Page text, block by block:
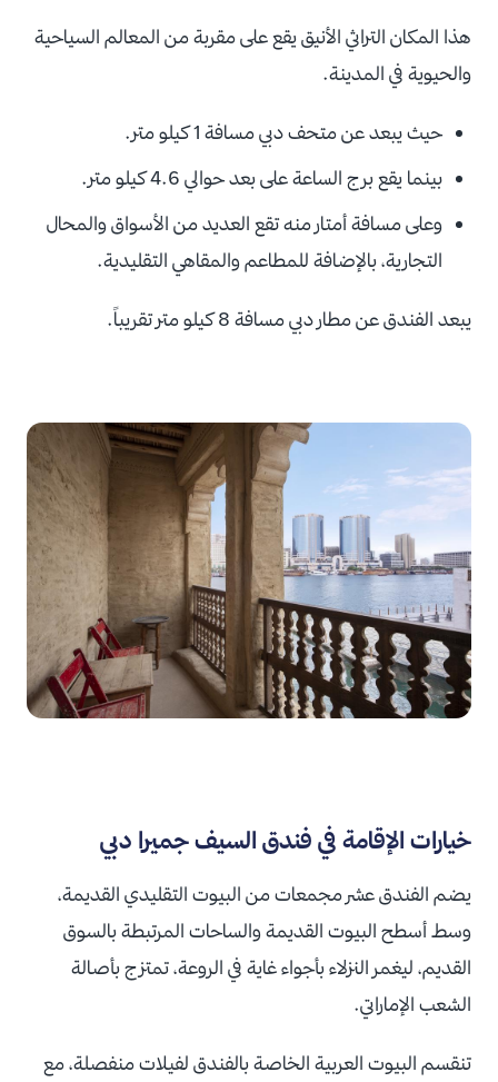
هذا المكان التراثي الأنيق يقع على مقربة من المعالم السياحية
والحيوية في المدينة.
حيث يبعد عن متحف دبي مسافة 1 كيلو متر.
بينما يقع برج الساعة على بعد حوالي 4.6 كيلو متر.
وعلى مسافة أمتار منه تقع العديد من الأسواق والمحال
التجارية، بالإضافة للمطاعم والمقاهي التقليدية.
يبعد الفندق عن مطار دبي مسافة 8 كيلو متر تقريباً.
خيارات الإقامة في فندق السيف جميرا دبي
يضم الفندق عشر مجمعات من البيوت التقليدي القديمة،
وسط أسطح البيوت القديمة والساحات المرتبطة بالسوق
القديم، ليغمر النزلاء بأجواء غاية في الروعة، تمتزج بأصالة
الشعب الإماراتي.
تنقسم البيوت العربية الخاصة بالفندق لفيلات منفصلة، مع